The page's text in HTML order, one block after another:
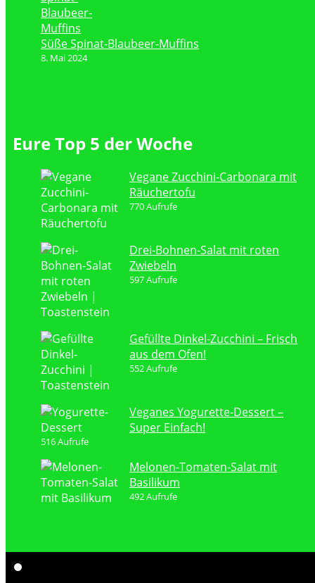
Süße Spinat-Blaubeer-Muffins
8. Mai 2024
Eure Top 5 der Woche
Vegane Zucchini-Carbonara mit
Räuchertofu
770 Aufrufe
Drei-Bohnen-Salat mit roten
Zwiebeln
597 Aufrufe
Gefüllte Dinkel-Zucchini – Frisch
aus dem Ofen!
552 Aufrufe
Veganes Yogurette-Dessert –
Super Einfach!
516 Aufrufe
Melonen-Tomaten-Salat mit
Basilikum
492 Aufrufe